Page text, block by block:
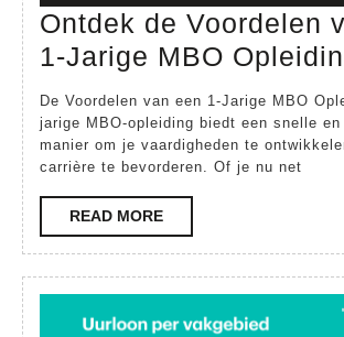
april
2026
Ontdek de Voordelen
1-Jarige MBO
De Voordelen van een 1-Jarige MBO
jarige MBO-opleiding biedt een snelle
manier om je vaardigheden te
carrière te bevorderen. Of je nu net
READ MOREREAD
MORE